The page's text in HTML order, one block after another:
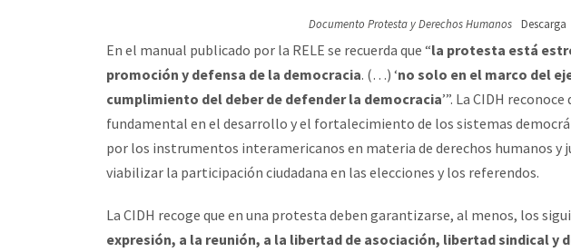
Documento Protesta y Derechos Humanos Descarga
En el manual publicado por la RELE se recuerda que “la protesta está
promoción y defensa de la democracia. (…) ‘no solo en el marco del
cumplimiento del deber de defender la democracia’”. La CIDH
fundamental en el desarrollo y el fortalecimiento de los sistemas
por los instrumentos interamericanos en materia de derechos humanos y
viabilizar la participación ciudadana en las elecciones y los referendos.
La CIDH recoge que en una protesta deben garantizarse, al menos, los
expresión, a la reunión, a la libertad de asociación, libertad sindical y